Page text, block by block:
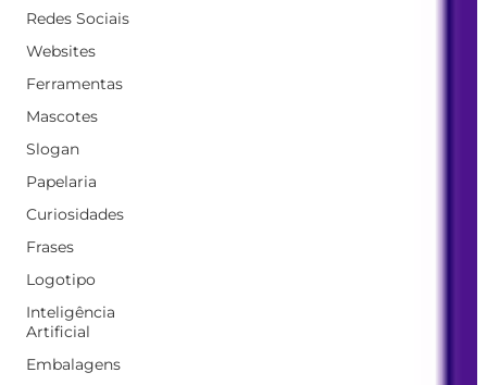
Redes Sociais
Websites
Ferramentas
Mascotes
Slogan
Papelaria
Curiosidades
Frases
Logotipo
Inteligência
Artificial
Embalagens